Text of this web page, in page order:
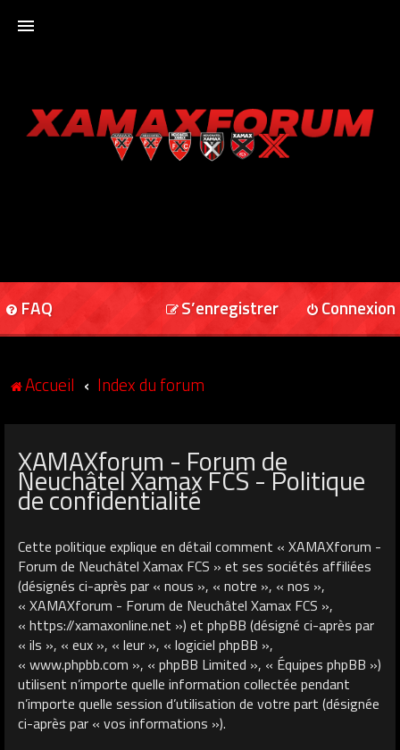
XAMAXFORUM
FAQ Connexion
S’enregistrer
Accueil Index du forum
XAMAXforum - Forum de
Neuchâtel Xamax FCS - Politique
de confidentialité
Cette politique explique en détail comment « XAMAXforum -
Forum de Neuchâtel Xamax FCS » et ses sociétés affiliées
(désignés ci-après par « nous », « notre », « nos »,
« XAMAXforum - Forum de Neuchâtel Xamax FCS »,
« https://xamaxonline.net ») et phpBB (désigné ci-après par
« ils », « eux », « leur », « logiciel phpBB »,
« www.phpbb.com », « phpBB Limited », « Équipes phpBB »)
utilisent n’importe quelle information collectée pendant
n’importe quelle session d’utilisation de votre part (désignée
ci-après par « vos informations »).